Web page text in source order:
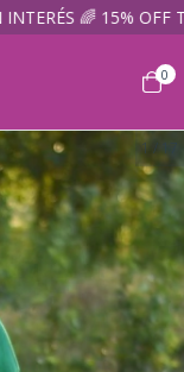
🌈 15% OFF
0
1 / 17